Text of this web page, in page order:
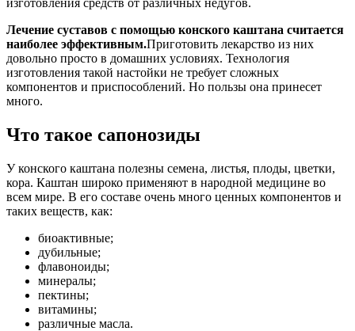
Лечение суставов с помощью конского каштана считается
наиболее эффективным.Приготовить лекарство из них
довольно просто в домашних условиях. Технология
изготовления такой настойки не требует сложных
компонентов и приспособлений. Но пользы она принесет
много.
Что такое сапонозиды
У конского каштана полезны семена, листья, плоды, цветки,
кора. Каштан широко применяют в народной медицине во
всем мире. В его составе очень много ценных компонентов и
таких веществ, как:
биоактивные;
дубильные;
флавоноиды;
минералы;
пектины;
витамины;
различные масла.